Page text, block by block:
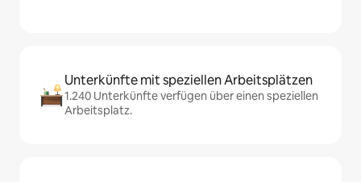
Unterkünfte mit speziellen Arbeitsplätzen
1.240 Unterkünfte verfügen über einen speziellen
Arbeitsplatz.